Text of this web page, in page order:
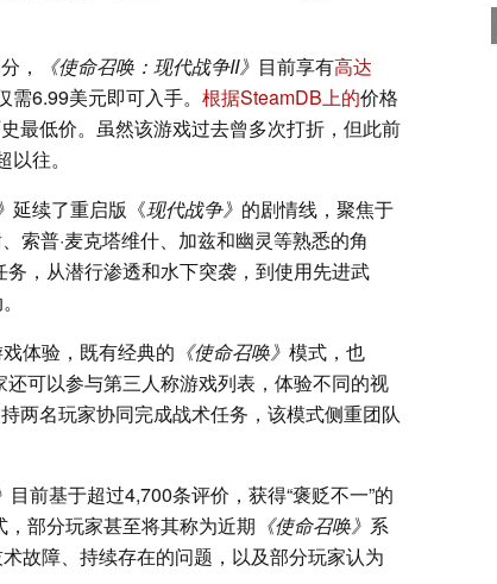
，
《使命召唤：现代战争II》 目前享有高达
6.99美元即可入手。 根据SteamDB上的价格
最低价。虽然该游戏过去曾多次打折，但此前
往。
延续了重启版《现代战争》 的剧情线，聚焦于
索普·麦克塔维什、加兹和幽灵等熟悉的角
，从潜行渗透和水下突袭，到使用先进武
体验，既有经典的 《使命召唤》 模式，也
还可以参与第三人称游戏列表，体验不同的视
两名玩家协同完成战术任务，该模式侧重团队
目前基于超过4,700条评价，获得“褒贬不一”的
部分玩家甚至将其称为近期 《使命召唤》 系
故障、持续存在的问题，以及部分玩家认为